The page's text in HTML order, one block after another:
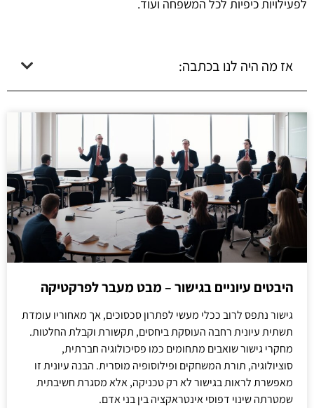
לפעילויות כיפיות לכל המשפחה ועוד.
אז מה היה לנו בכתבה:
היבטים עיוניים בגישור – מבט מעבר לפרקטיקה
גישור נתפס לרוב ככלי מעשי לפתרון סכסוכים, אך מאחוריו עומדת
תשתית עיונית רחבה העוסקת ביחסים, תקשורת וקבלת החלטות.
מחקרי גישור שואבים מתחומים כמו פסיכולוגיה חברתית,
סוציולוגיה, תורת המשחקים ופילוסופיה מוסרית. הבנה עיונית זו
מאפשרת לראות בגישור לא רק טכניקה, אלא מסגרת חשיבתית
שמטרתה שינוי דפוסי אינטראקציה בין בני אדם.